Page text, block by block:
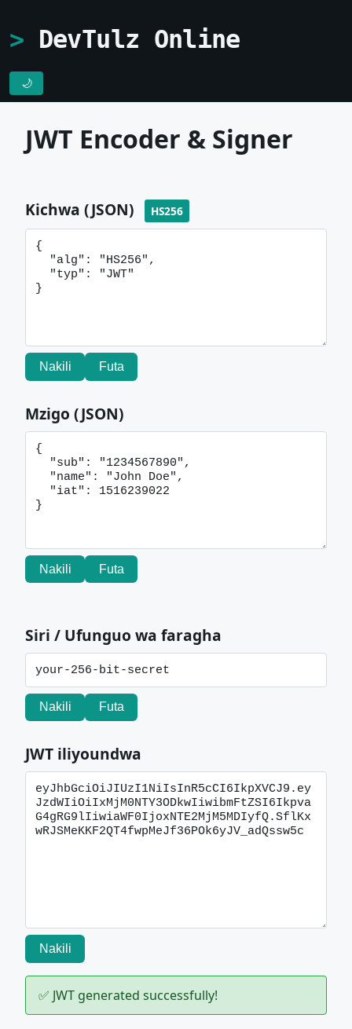
DevTulz Online
🌙
JWT Encoder & Signer
Kichwa (JSON) HS256
Nakili Futa
Mzigo (JSON)
Nakili Futa
Siri / Ufunguo wa faragha
Nakili Futa
JWT iliyoundwa
Nakili
✅ JWT generated successfully!